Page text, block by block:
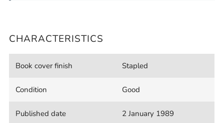
CHARACTERISTICS
Book cover finish Stapled
Condition Good
Published date 2 January 1989